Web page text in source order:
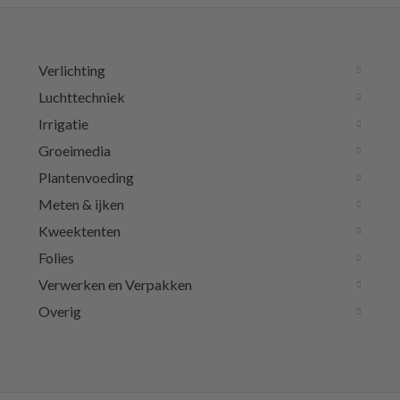
Verlichting
Luchttechniek
Irrigatie
Groeimedia
Plantenvoeding
Meten & ijken
Kweektenten
Folies
Verwerken en Verpakken
Overig